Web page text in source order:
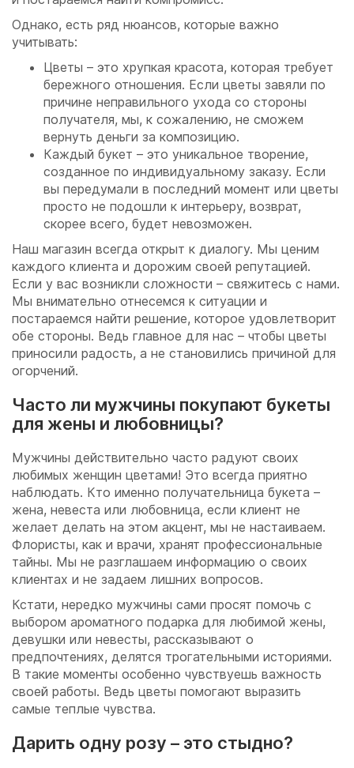
Однако, есть ряд нюансов, которые важно
учитывать:
Цветы – это хрупкая красота, которая требует
бережного отношения. Если цветы завяли по
причине неправильного ухода со стороны
получателя, мы, к сожалению, не сможем
вернуть деньги за композицию.
Каждый букет – это уникальное творение,
созданное по индивидуальному заказу. Если
вы передумали в последний момент или цветы
просто не подошли к интерьеру, возврат,
скорее всего, будет невозможен.
Наш магазин всегда открыт к диалогу. Мы ценим
каждого клиента и дорожим своей репутацией.
Если у вас возникли сложности – свяжитесь с нами.
Мы внимательно отнесемся к ситуации и
постараемся найти решение, которое удовлетворит
обе стороны. Ведь главное для нас – чтобы цветы
приносили радость, а не становились причиной для
огорчений.
Часто ли мужчины покупают букеты
для жены и любовницы?
Мужчины действительно часто радуют своих
любимых женщин цветами! Это всегда приятно
наблюдать. Кто именно получательница букета –
жена, невеста или любовница, если клиент не
желает делать на этом акцент, мы не настаиваем.
Флористы, как и врачи, хранят профессиональные
тайны. Мы не разглашаем информацию о своих
клиентах и не задаем лишних вопросов.
Кстати, нередко мужчины сами просят помочь с
выбором ароматного подарка для любимой жены,
девушки или невесты, рассказывают о
предпочтениях, делятся трогательными историями.
В такие моменты особенно чувствуешь важность
своей работы. Ведь цветы помогают выразить
самые теплые чувства.
Дарить одну розу – это стыдно?